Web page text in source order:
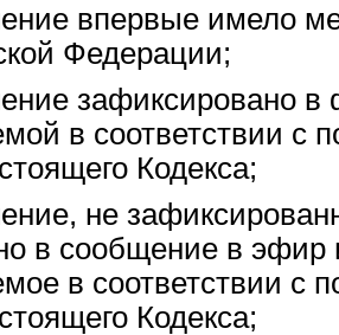
впервые имело
Федерации;
зафиксировано в
в соответствии с
Кодекса;
не
в сообщение в эфир
в соответствии с
Кодекса;